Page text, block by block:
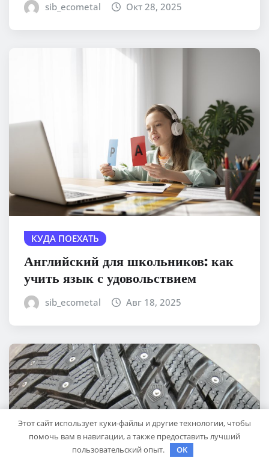
sib_ecometal Окт 28, 2025
КУДА ПОЕХАТЬ
Английский для школьников: как
учить язык с удовольствием
sib_ecometal Авг 18, 2025
Этот сайт использует куки-файлы и другие технологии, чтобы
помочь вам в навигации, а также предоставить лучший
пользовательский опыт.
OK